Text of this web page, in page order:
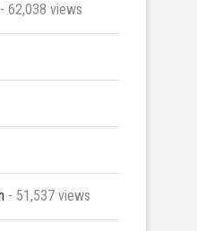
- 62,038 views
- 51,537 views